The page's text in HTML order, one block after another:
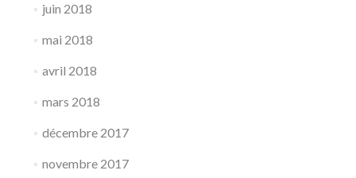
juin 2018
mai 2018
avril 2018
mars 2018
décembre 2017
novembre 2017